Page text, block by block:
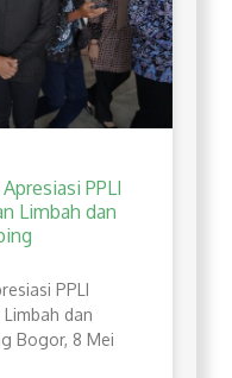
PPLI
Limbah dan
PPLI
dan
Bogor, 8 Mei